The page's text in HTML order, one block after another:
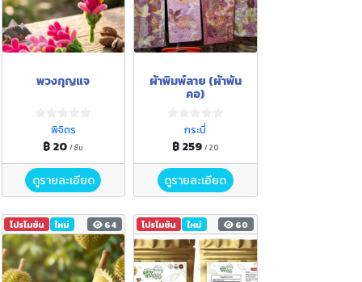
พวงกุญแจ
พิจิตร
฿ 20/ ชิ้น
ดูรายละเอียด
ผ้าพิมพ์ลาย (ผ้าพัน
คอ)
กระบี่
฿ 259 / 20
ดูรายละเอียด
โปรโมชัน ใหม่ 64 โปรโมชัน ใหม่ 60